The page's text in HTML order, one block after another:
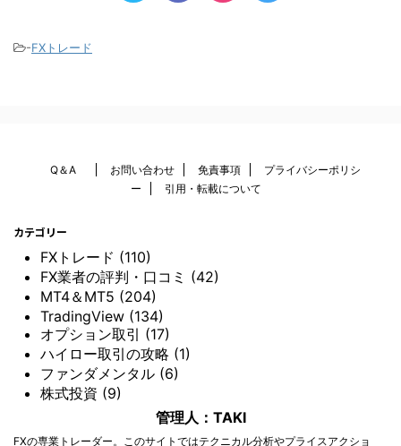
-FXトレード
Q＆A お問い合わせ 免責事項
プライバシーポリシ
ー
引用・転載について
カテゴリー
FXトレード (110)
FX業者の評判・口コミ (42)
MT4＆MT5 (204)
TradingView (134)
オプション取引 (17)
ハイロー取引の攻略 (1)
ファンダメンタル (6)
株式投資 (9)
管理人：TAKI
FXの専業トレーダー。このサイトではテクニカル分析やプライスアクショ